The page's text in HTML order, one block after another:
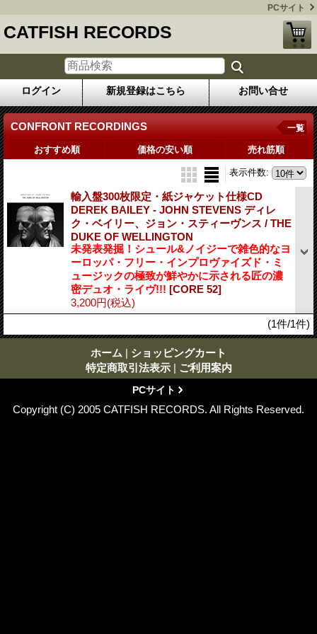
PCサイト
CATFISH RECORDS
ログイン 新規登録はこちら お問い合せ
CONFRONT RECORDINGS 一覧
おすすめ順 価格の安い順 売れ筋順
表示件数:
輸入盤300枚限定・紙ジャケット仕様CD
DEREK BAILEY - JOHN STEVENS ディレ
ク・ベイリー、ジョン・スティーヴンス / THE
DUKE OF WELLINGTON
未発表発掘！シュール&ノイジーで雑色的なヨ
ーロッパ・フリー・インプロヴァイズド・ミ
ュージックの極致が鮮やかに示される匠の濃
密デュオ・ライヴ!!! [CORE 52]
3,200円(税込)
(1件/1件)
ホーム | ショッピングカート
特定商取引法表示 | ご利用案内
PCサイト
Copyright (C) 2005 CATFISH RECORDS. All Rights Reserved.